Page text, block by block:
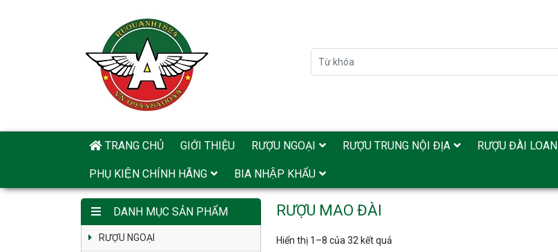
TRANG CHỦ GIỚI THIỆU RƯỢU NGOẠI RƯỢU TRUNG NỘI ĐỊA RƯỢU ĐÀI LOAN
PHỤ KIỆN CHÍNH HÃNG BIA NHẬP KHẨU
RƯỢU MAO ĐÀI
Hiển thị 1–8 của 32 kết quả
DANH MỤC SẢN PHẨM
RƯỢU NGOẠI